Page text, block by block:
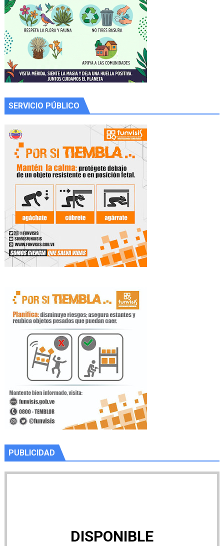
SERVICIO PÚBLICO
PUBLICIDAD
DISPONIBLE